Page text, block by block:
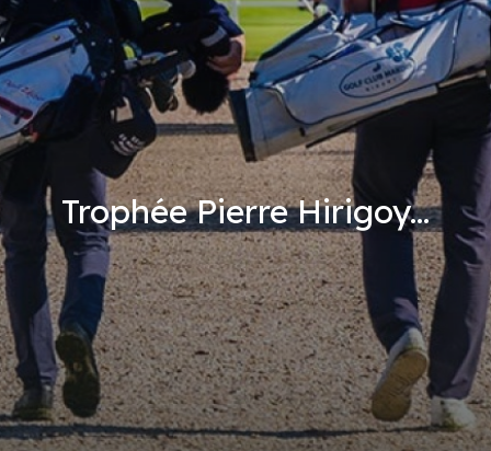
Trophée Pierre Hirigoy...